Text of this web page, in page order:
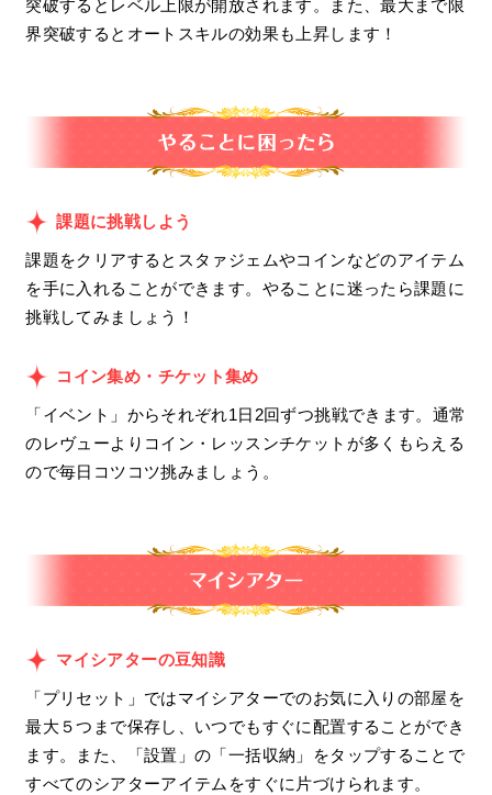
突破するとレベル上限が開放されます。また、最大まで限
界突破するとオートスキルの効果も上昇します！
課題に挑戦しよう
課題をクリアするとスタァジェムやコインなどのアイテム
を手に入れることができます。やることに迷ったら課題に
挑戦してみましょう！
コイン集め・チケット集め
「イベント」からそれぞれ1日2回ずつ挑戦できます。通常
のレヴューよりコイン・レッスンチケットが多くもらえる
ので毎日コツコツ挑みましょう。
マイシアターの豆知識
「プリセット」ではマイシアターでのお気に入りの部屋を
最大５つまで保存し、いつでもすぐに配置することができ
ます。また、「設置」の「一括収納」をタップすることで
すべてのシアターアイテムをすぐに片づけられます。